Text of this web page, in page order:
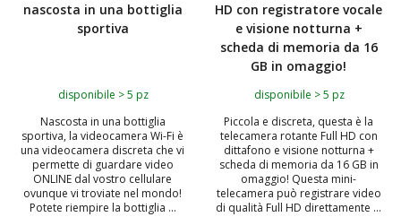
nascosta in una bottiglia
sportiva
disponibile > 5 pz
Nascosta in una bottiglia
sportiva, la videocamera Wi-Fi è
una videocamera discreta che vi
permette di guardare video
ONLINE dal vostro cellulare
ovunque vi troviate nel mondo!
Potete riempire la bottiglia ...
HD con registratore vocale
e visione notturna +
scheda di memoria da 16
GB in omaggio!
disponibile > 5 pz
Piccola e discreta, questa è la
telecamera rotante Full HD con
dittafono e visione notturna +
scheda di memoria da 16 GB in
omaggio! Questa mini-
telecamera può registrare video
di qualità Full HD direttamente ...